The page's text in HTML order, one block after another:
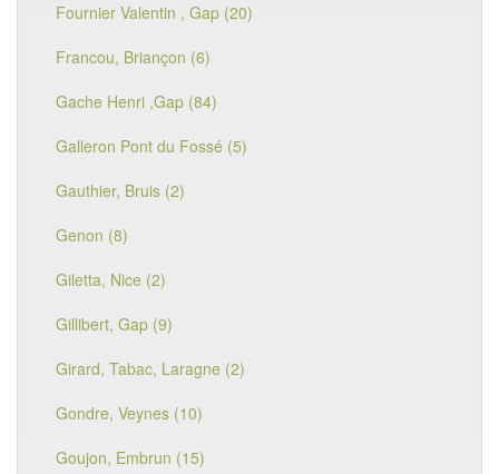
Fournier Valentin , Gap (20)
Francou, Briançon (6)
Gache Henri ,Gap (84)
Galleron Pont du Fossé (5)
Gauthier, Bruis (2)
Genon (8)
Giletta, Nice (2)
Gillibert, Gap (9)
Girard, Tabac, Laragne (2)
Gondre, Veynes (10)
Goujon, Embrun (15)